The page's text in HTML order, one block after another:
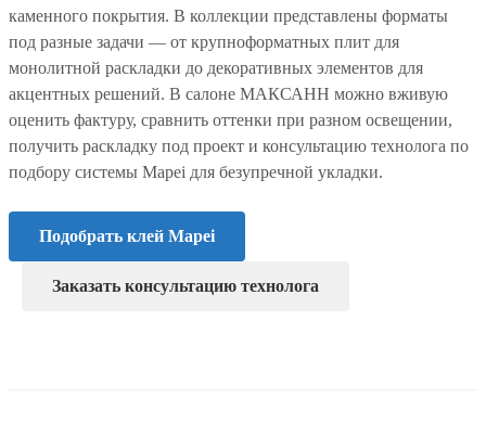
каменного покрытия. В коллекции представлены форматы
под разные задачи — от крупноформатных плит для
монолитной раскладки до декоративных элементов для
акцентных решений. В салоне МАКСАНН можно вживую
оценить фактуру, сравнить оттенки при разном освещении,
получить раскладку под проект и консультацию технолога по
подбору системы Mapei для безупречной укладки.
Подобрать клей Mapei
Заказать консультацию технолога